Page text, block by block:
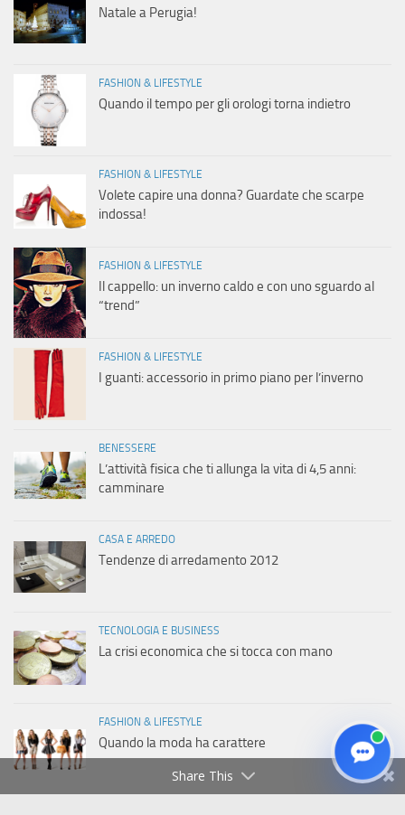
Natale a Perugia!
FASHION & LIFESTYLE
Quando il tempo per gli orologi torna indietro
FASHION & LIFESTYLE
Volete capire una donna? Guardate che scarpe
indossa!
FASHION & LIFESTYLE
Il cappello: un inverno caldo e con uno sguardo al
“trend”
FASHION & LIFESTYLE
I guanti: accessorio in primo piano per l’inverno
BENESSERE
L’attività fisica che ti allunga la vita di 4,5 anni:
camminare
CASA E ARREDO
Tendenze di arredamento 2012
TECNOLOGIA E BUSINESS
La crisi economica che si tocca con mano
FASHION & LIFESTYLE
Quando la moda ha carattere
Share This